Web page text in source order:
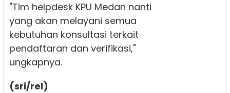
"Tim helpdesk KPU Medan nanti
yang akan melayani semua
kebutuhan konsultasi terkait
pendaftaran dan verifikasi,"
ungkapnya.
(sri/rel)